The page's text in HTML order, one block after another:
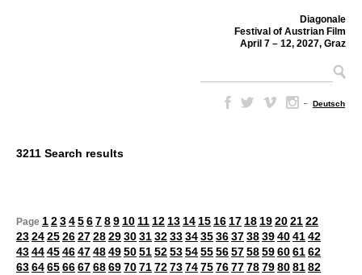
Diagonale
Festival of Austrian Film
April 7 – 12, 2027, Graz
– Deutsch
3211 Search results
Page 123456789 10 11 12 13 14 15 16 17 18 19202122
2324252627282930313233343536373839404142
4344454647484950515253545556575859606162
6364656667686970717273747576777879808182